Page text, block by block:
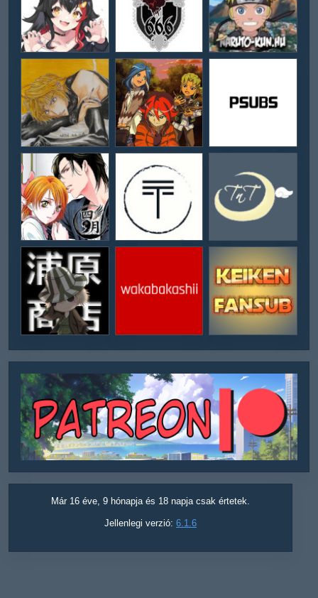
Már 16 éve, 9 hónapja és 18 napja csak értetek.
Jellenlegi verzió: 6.1.6